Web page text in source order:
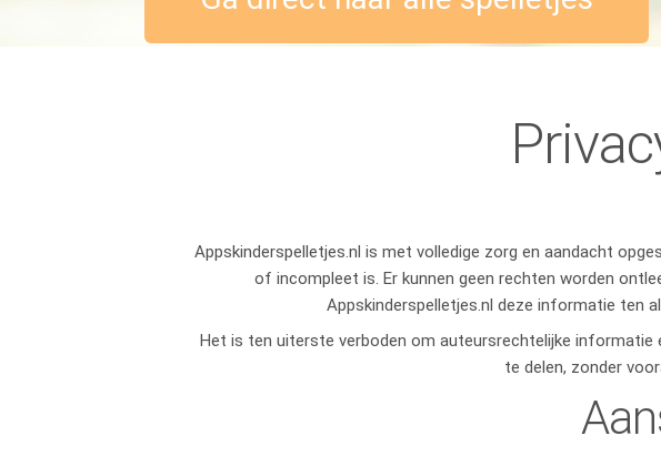
Appskinderspelletjes.nl is met volledige zorg en aandacht
of incompleet is. Er kunnen geen rechten worden
Appskinderspelletjes.nl deze informatie ten
Het is ten uiterste verboden om auteursrechtelijke informatie
te delen, zonder